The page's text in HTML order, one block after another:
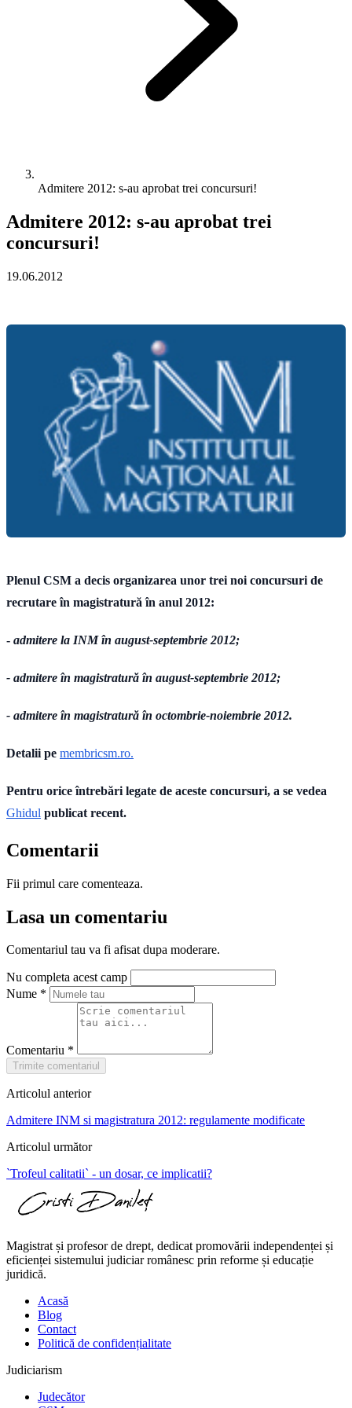
Admitere 2012: s-au aprobat trei concursuri!
Admitere 2012: s-au aprobat trei
concursuri!
19.06.2012
Plenul CSM a decis organizarea unor trei noi concursuri de
recrutare în magistratură în anul 2012:
- admitere la INM în august-septembrie 2012;
- admitere în magistratură în august-septembrie 2012;
- admitere în magistratură în octombrie-noiembrie 2012.
Detalii pe membricsm.ro.
Pentru orice întrebări legate de aceste concursuri, a se vedea
Ghidul publicat recent.
Comentarii
Fii primul care comenteaza.
Lasa un comentariu
Comentariul tau va fi afisat dupa moderare.
Nu completa acest camp
Nume *
Comentariu *
Trimite comentariul
Articolul anterior
Admitere INM si magistratura 2012: regulamente modificate
Articolul următor
`Trofeul calitatii` - un dosar, ce implicatii?
Magistrat și profesor de drept, dedicat promovării independenței și
eficienței sistemului judiciar românesc prin reforme și educație
juridică.
Acasă
Blog
Contact
Politică de confidențialitate
Judiciarism
Judecător